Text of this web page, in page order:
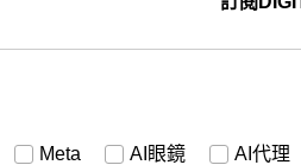
Meta AI眼鏡 AI代理